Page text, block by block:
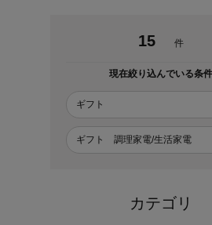
15 件
現在絞り込んでいる条件
ギフト
ギフト 調理家電/生活家電
カテゴリ